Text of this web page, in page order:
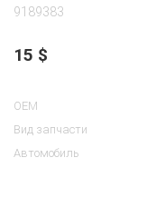
9189383
15 $
OEM
Вид запчасти
Автомобиль